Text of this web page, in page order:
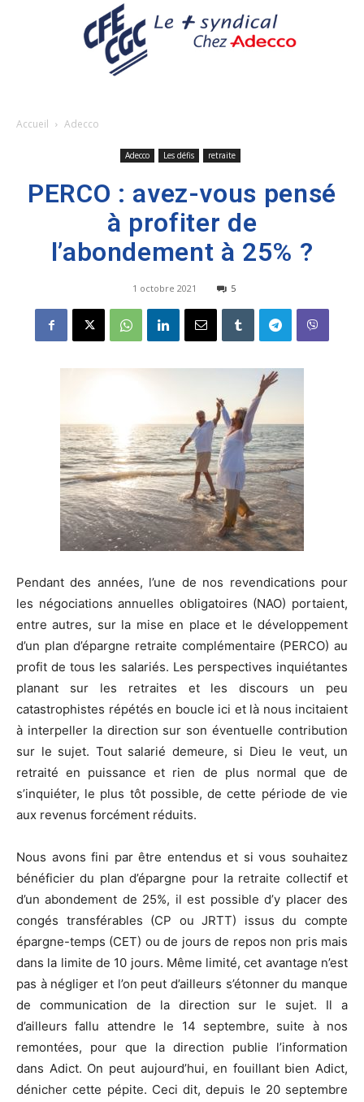
Accueil Adecco
Adecco Les défis retraite
PERCO : avez-vous pensé
à profiter de
l’abondement à 25% ?
1 octobre 2021 5
Pendant des années, l’une de nos revendications pour
les négociations annuelles obligatoires (NAO) portaient,
entre autres, sur la mise en place et le développement
d’un plan d’épargne retraite complémentaire (PERCO) au
profit de tous les salariés. Les perspectives inquiétantes
planant sur les retraites et les discours un peu
catastrophistes répétés en boucle ici et là nous incitaient
à interpeller la direction sur son éventuelle contribution
sur le sujet. Tout salarié demeure, si Dieu le veut, un
retraité en puissance et rien de plus normal que de
s’inquiéter, le plus tôt possible, de cette période de vie
aux revenus forcément réduits.
Nous avons fini par être entendus et si vous souhaitez
bénéficier du plan d’épargne pour la retraite collectif et
d’un abondement de 25%, il est possible d’y placer des
congés transférables (CP ou JRTT) issus du compte
épargne-temps (CET) ou de jours de repos non pris mais
dans la limite de 10 jours. Même limité, cet avantage n’est
pas à négliger et l’on peut d’ailleurs s’étonner du manque
de communication de la direction sur le sujet. Il a
d’ailleurs fallu attendre le 14 septembre, suite à nos
remontées, pour que la direction publie l’information
dans Adict. On peut aujourd’hui, en fouillant bien Adict,
dénicher cette pépite. Ceci dit, depuis le 20 septembre